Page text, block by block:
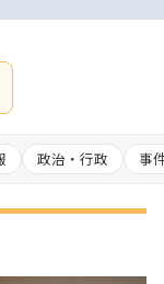
政治・行政 事